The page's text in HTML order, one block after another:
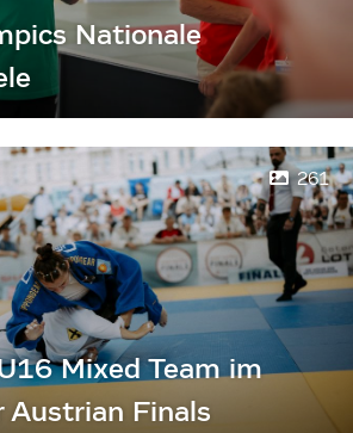
Nationale
261
Mixed Team im
Austrian Finals